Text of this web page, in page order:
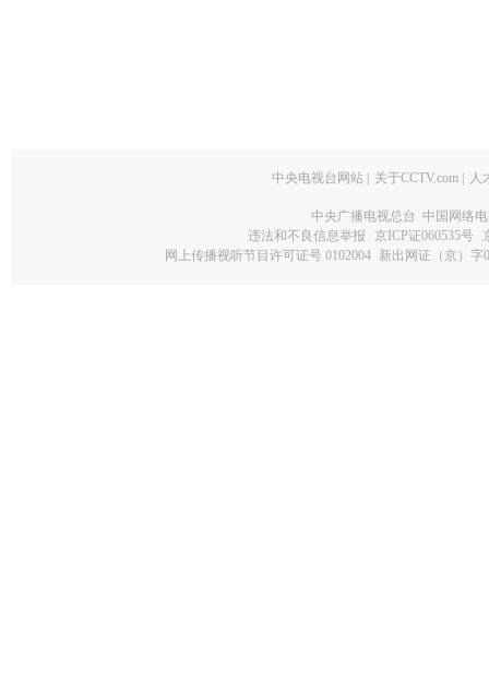
中央电视台网站 关于CCTV.com 人
中央广播电视总台 中国网络
违法和不良信息举报
京ICP证060535号
网上传播视听节目许可证号 0102004 新出网证（京）